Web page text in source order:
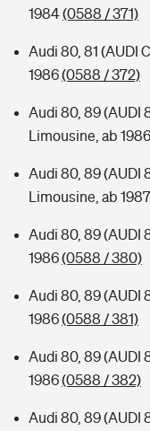
1984(0588 / 371)
Audi 80, 81 (AUDI
1986(0588 / 372)
Audi 80, 89 (AUDI
Limousine, ab 1986
Audi 80, 89 (AUDI
Limousine, ab 1987
Audi 80, 89 (AUDI
1986(0588 / 380)
Audi 80, 89 (AUDI
1986(0588 / 381)
Audi 80, 89 (AUDI
1986(0588 / 382)
Audi 80, 89 (AUDI